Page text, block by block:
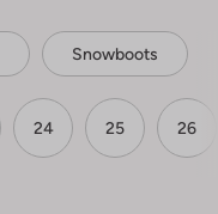
Snowboots
24 25 26